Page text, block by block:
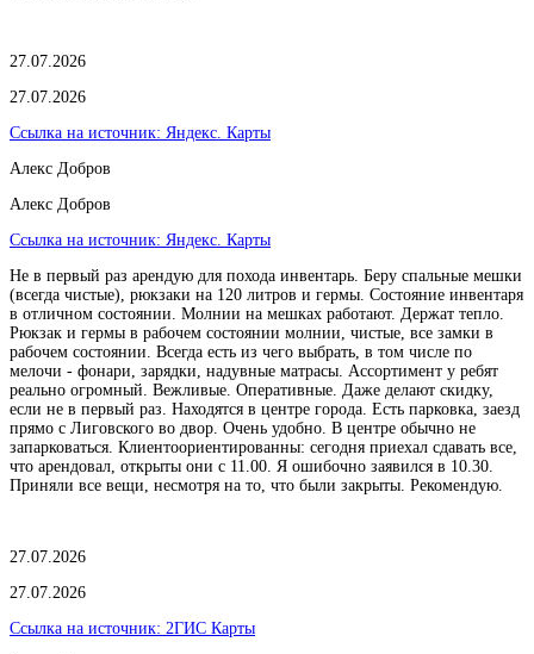
27.07.2026
27.07.2026
Ссылка на источник: Яндекс. Карты
Алекс Добров
Алекс Добров
Ссылка на источник: Яндекс. Карты
Не в первый раз арендую для похода инвентарь. Беру спальные мешки
(всегда чистые), рюкзаки на 120 литров и гермы. Состояние инвентаря
в отличном состоянии. Молнии на мешках работают. Держат тепло.
Рюкзак и гермы в рабочем состоянии молнии, чистые, все замки в
рабочем состоянии. Всегда есть из чего выбрать, в том числе по
мелочи - фонари, зарядки, надувные матрасы. Ассортимент у ребят
реально огромный. Вежливые. Оперативные. Даже делают скидку,
если не в первый раз. Находятся в центре города. Есть парковка, заезд
прямо с Лиговского во двор. Очень удобно. В центре обычно не
запарковаться. Клиентоориентированны: сегодня приехал сдавать все,
что арендовал, открыты они с 11.00. Я ошибочно заявился в 10.30.
Приняли все вещи, несмотря на то, что были закрыты. Рекомендую.
27.07.2026
27.07.2026
Ссылка на источник: 2ГИС Карты